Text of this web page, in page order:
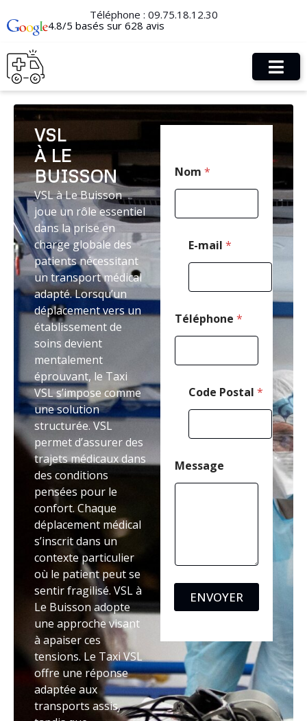
Téléphone : 09.75.18.12.30
4.8/5 basés sur 628 avis
VSL
À LE
BUISSON
VSL à Le Buisson
joue un rôle essentiel
dans la prise en
charge globale des
patients nécessitant
un transport médical
adapté. Lorsqu’un
déplacement vers un
établissement de
soins devient
mentalement
éprouvant, le Taxi
VSL s’impose comme
une solution
structurée. VSL
permet d’assurer des
trajets médicaux dans
des conditions
pensées pour le
confort. Chaque
déplacement médical
s’inscrit dans un
contexte particulier
où le patient peut se
sentir fragilisé. VSL à
Le Buisson adopte
une approche visant
à apaiser ces
tensions. Le Taxi VSL
offre une réponse
adaptée aux
transports assis,
Nom *
E-mail *
Téléphone *
Code Postal *
*
o
m
E
-
m
Message
ENVOYER